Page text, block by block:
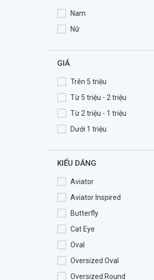
Camila
CARACTERE
Careermen
Carl Zeiss
Carrera
Cartelo
Cartier
Catino
Celebrity
CELINE DION
CEO.V
Challiol
Charmaine
Nam
Nữ
GIÁ
Trên 5 triệu
Từ 5 triệu - 2 triệu
Từ 2 triệu - 1 triệu
Dưới 1 triệu
KIỂU DÁNG
Aviator
Aviator Inspired
Butterfly
Cat Eye
Oval
Oversized Oval
Oversized Round